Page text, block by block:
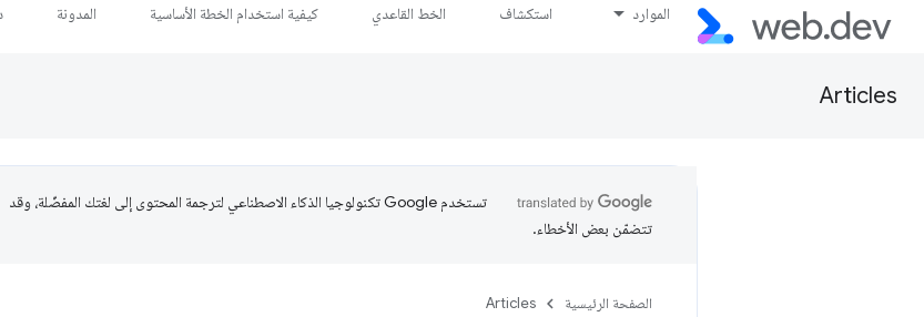
الموارد استكشاف الخط القاعدي كيفية استخدام الخطة الأساسية المدونة
Articles
تستخدم Google تكنولوجيا الذكاء الاصطناعي لترجمة المحتوى إلى لغتك المفضّلة، وقد
تتضمّن بعض الأخطاء.
الصفحة الرئيسية Articles